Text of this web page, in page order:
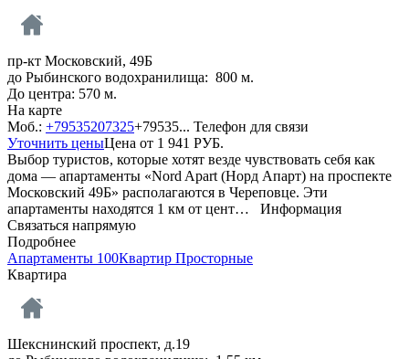
пр-кт Московский, 49Б
до Рыбинского водохранилища: 800 м.
До центра: 570 м.
На карте
Моб.: +79535207325+79535... Телефон для связи
Уточнить ценыЦена от 1 941 РУБ.
Выбор туристов, которые хотят везде чувствовать себя как
дома — апартаменты «Nord Apart (Норд Апарт) на проспекте
Московский 49Б» располагаются в Череповце. Эти
апартаменты находятся 1 км от цент… Информация
Связаться напрямую
Подробнее
Апартаменты 100Квартир Просторные
Квартира
Шекснинский проспект, д.19